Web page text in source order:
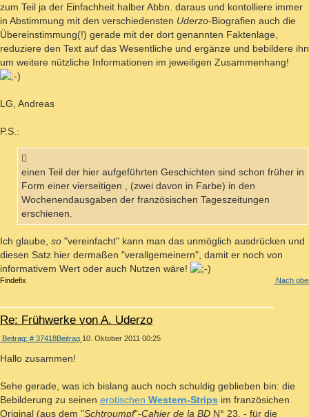
zum Teil ja der Einfachheit halber Abbn. daraus und kontolliere immer
in Abstimmung mit den verschiedensten Uderzo-Biografien auch die
Übereinstimmung(!) gerade mit der dort genannten Faktenlage,
reduziere den Text auf das Wesentliche und ergänze und bebildere ihn
um weitere nützliche Informationen im jeweiligen Zusammenhang!
LG, Andreas
P.S.:
einen Teil der hier aufgeführten Geschichten sind schon früher in
Form einer vierseitigen , (zwei davon in Farbe) in den
Wochenendausgaben der französischen Tageszeitungen
erschienen.
Ich glaube, so "vereinfacht" kann man das unmöglich ausdrücken und
diesen Satz hier dermaßen "verallgemeinern", damit er noch von
informativem Wert oder auch Nutzen wäre!
Nach
Findefix
Re: Frühwerke von A. Uderzo
Beitrag: # 37418Beitrag 10. Oktober 2011 00:25
Hallo zusammen!
Sehe gerade, was ich bislang auch noch schuldig geblieben bin: die
Bebilderung zu seinen erotischen Western-Strips im französichen
Original (aus dem "Schtroumpf"-Cahier de la BD N° 23, - für die